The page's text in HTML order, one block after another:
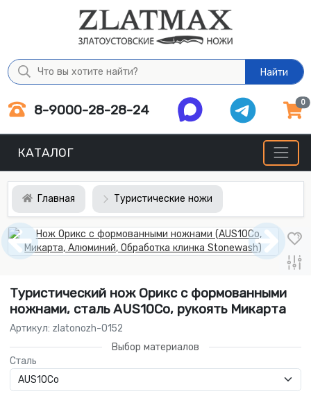
Найти
8-9000-28-28-24 0
КАТАЛОГ
Главная Туристические ножи
Туристический нож Орикс с формованными
ножнами, сталь AUS10Co, рукоять Микарта
Артикул: zlatonozh-0152
Выбор материалов
Сталь